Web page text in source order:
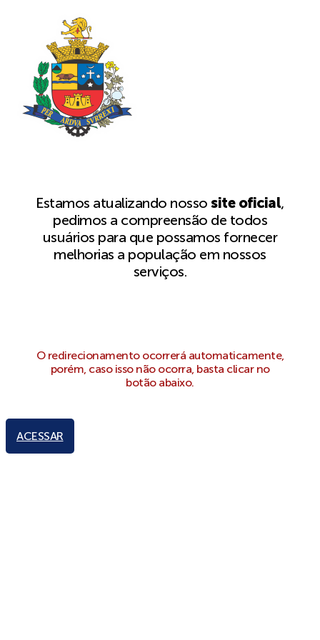
Estamos atualizando nossosite oficial,
pedimos a compreensão de todos
usuários para que possamos fornecer
melhorias a população em nossos
serviços.
O redirecionamento ocorrerá automaticamente,
porém, caso isso não ocorra, basta clicar no
botão abaixo.
ACESSAR